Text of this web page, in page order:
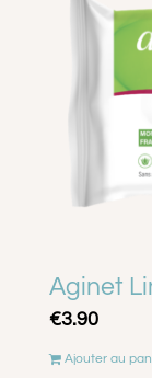
Aginet
€3.90
Ajouter au